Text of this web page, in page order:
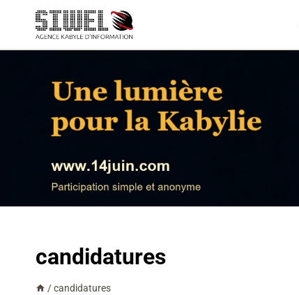
contenu
candidatures
/ candidatures